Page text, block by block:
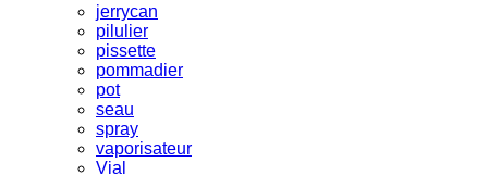
jerrycan
pilulier
pissette
pommadier
pot
seau
spray
vaporisateur
Vial